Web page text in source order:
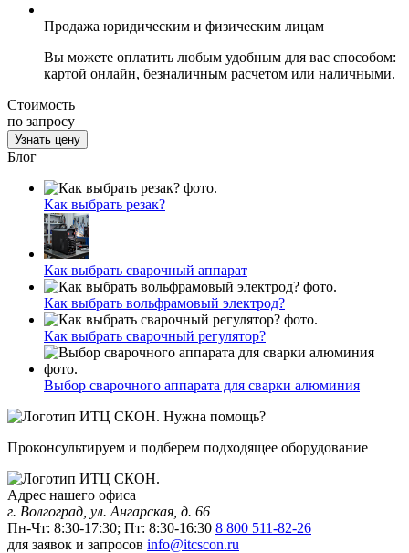
Продажа юридическим и физическим лицам
Вы можете оплатить любым удобным для вас способом:
картой онлайн, безналичным расчетом или наличными.
Стоимость
по запросу
Узнать цену
Блог
Как выбрать резак?
Как выбрать сварочный аппарат
Как выбрать вольфрамовый электрод?
Как выбрать сварочный регулятор?
Выбор сварочного аппарата для сварки алюминия
Нужна помощь?
Проконсультируем и подберем подходящее оборудование
Адрес нашего офиса
г. Волгоград, ул. Ангарская, д. 66
Пн-Чт: 8:30-17:30; Пт: 8:30-16:30 8 800 511-82-26
для заявок и запросов info@itcscon.ru